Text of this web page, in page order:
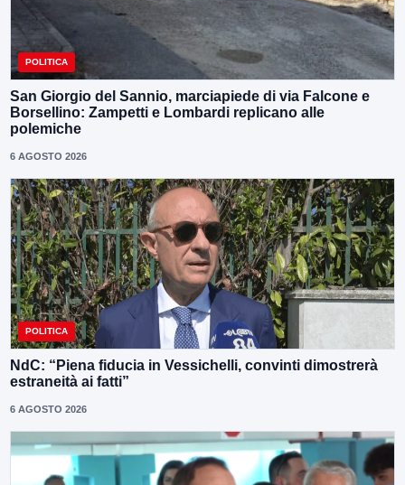
POLITICA
San Giorgio del Sannio, marciapiede di via Falcone e
Borsellino: Zampetti e Lombardi replicano alle
polemiche
6 AGOSTO 2026
POLITICA
NdC: “Piena fiducia in Vessichelli, convinti dimostrerà
estraneità ai fatti”
6 AGOSTO 2026